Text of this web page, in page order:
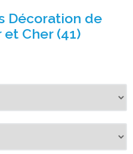
Décoration de
Cher (41)